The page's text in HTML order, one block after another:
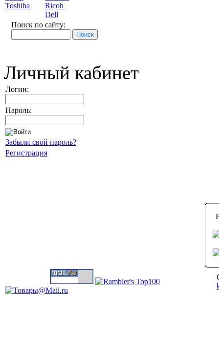
Toshiba
Ricoh
Dell
Поиск по сайту:
Личный кабинет
Логин:
Пароль:
Забыли свой пароль?
Регистрация